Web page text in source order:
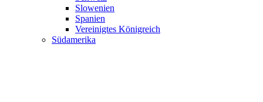
Slowenien
Spanien
Vereinigtes Königreich
Südamerika